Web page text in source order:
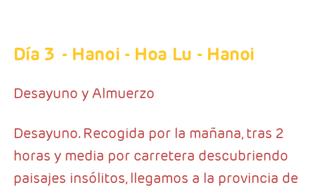
Día 3 - Hanoi - Hoa Lu - Hanoi
Desayuno y Almuerzo
Desayuno. Recogida por la mañana, tras 2
horas y media por carretera descubriendo
paisajes insólitos, llegamos a la provincia de